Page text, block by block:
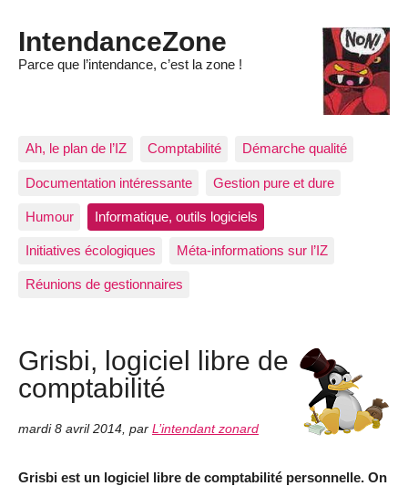
IntendanceZone
Parce que l’intendance, c’est la zone !
Ah, le plan de l’IZ Comptabilité Démarche qualité
Documentation intéressante Gestion pure et dure
Humour Informatique, outils logiciels
Initiatives écologiques Méta-informations sur l’IZ
Réunions de gestionnaires
Grisbi, logiciel libre de
comptabilité
mardi 8 avril 2014 par L’intendant zonard
Grisbi est un logiciel libre de comptabilité personnelle. On